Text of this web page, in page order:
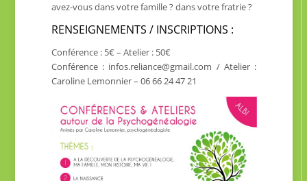
avez-vous dans votre famille ? dans votre fratrie ?
RENSEIGNEMENTS / INSCRIPTIONS :
Conférence : 5€ – Atelier : 50€
Conférence : infos.reliance@gmail.com / Atelier :
Caroline Lemonnier – 06 66 24 47 21